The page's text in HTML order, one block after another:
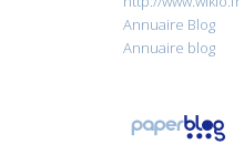
Annuaire Blog
Annuaire blog